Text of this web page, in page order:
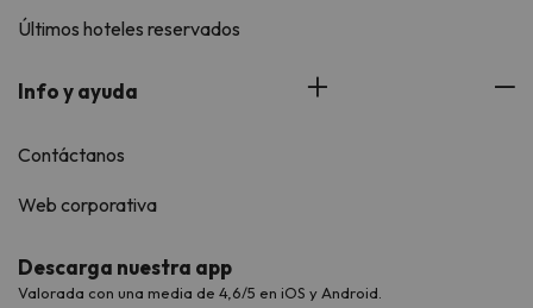
Últimos hoteles reservados
Info y ayuda
Contáctanos
Web corporativa
Descarga nuestra app
Valorada con una media de 4,6/5 en iOS y Android.